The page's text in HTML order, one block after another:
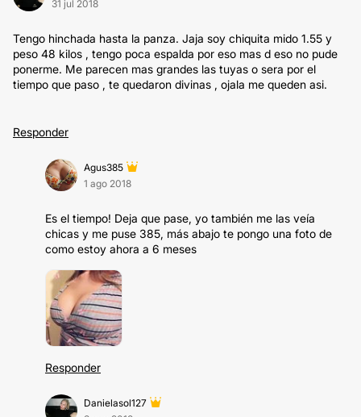
31 jul 2018
Tengo hinchada hasta la panza. Jaja soy chiquita mido 1.55 y
peso 48 kilos , tengo poca espalda por eso mas d eso no pude
ponerme. Me parecen mas grandes las tuyas o sera por el
tiempo que paso , te quedaron divinas , ojala me queden asi.
Responder
Agus385
1 ago 2018
Es el tiempo! Deja que pase, yo también me las veía
chicas y me puse 385, más abajo te pongo una foto de
como estoy ahora a 6 meses
Responder
Danielasol127